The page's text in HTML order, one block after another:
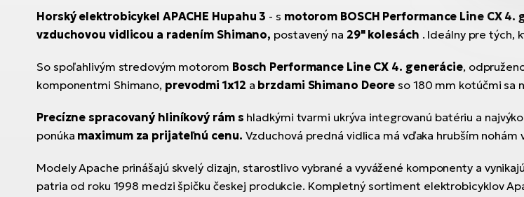
Horský elektrobicykel APACHE Hupahu 3 - s motorom BOSCH Performance Line CX 4.
vzduchovou vidlicou a radením Shimano, postavený na 29" kolesách . Ideálny pre tých,
So spoľahlivým stredovým motorom Bosch Performance Line CX 4. generácie,
komponentmi Shimano, prevodmi 1x12 a brzdami Shimano Deore so 180 mm kotúčmi sa
Precízne spracovaný hliníkový rám s hladkými tvarmi ukrýva integrovanú batériu a
ponúka maximum za prijateľnú cenu. Vzduchová predná vidlica má vďaka hrubším
Modely Apache prinášajú skvelý dizajn, starostlivo vybrané a vyvážené komponenty a
patria od roku 1998 medzi špičku českej produkcie. Kompletný sortiment elektrobicyklov